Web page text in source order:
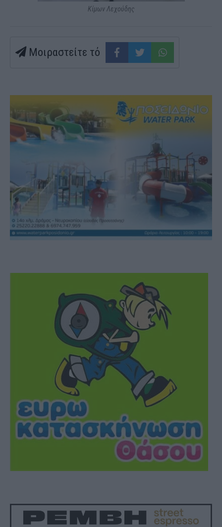
Κίμων Λεχούδης
Μοιραστείτε τό